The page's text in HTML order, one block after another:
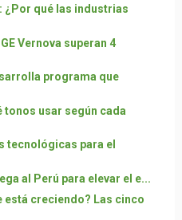
¿Por qué las industrias
Vernova superan 4
programa que
usar según cada
tecnológicas para el
al Perú para elevar el e...
está creciendo? Las cinco